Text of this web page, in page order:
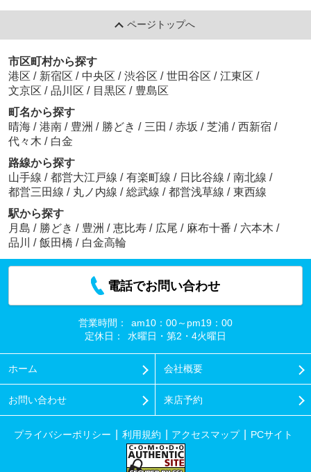
ページトップへ
市区町村から探す
港区 / 新宿区 / 中央区 / 渋谷区 / 世田谷区 / 江東区 /
文京区 / 品川区 / 目黒区 / 豊島区
町名から探す
晴海 / 港南 / 豊洲 / 勝どき / 三田 / 赤坂 / 芝浦 / 西新宿 /
代々木 / 白金
路線から探す
山手線 / 都営大江戸線 / 有楽町線 / 日比谷線 / 南北線 /
都営三田線 / 丸ノ内線 / 総武線 / 都営浅草線 / 東西線
駅から探す
月島 / 勝どき / 豊洲 / 恵比寿 / 広尾 / 麻布十番 / 六本木 /
品川
/ 飯田橋 / 白金高輪
電話でお問い合わせ
営業時間：
am10：00～pm19：00
定休日：
水曜日・第2・4火曜日
ホーム 会社概要
お問い合わせ 来店予約
プライバシーポリシー 利用規約 アクセスマップ PCサイト